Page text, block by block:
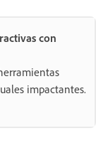
con
impactantes.